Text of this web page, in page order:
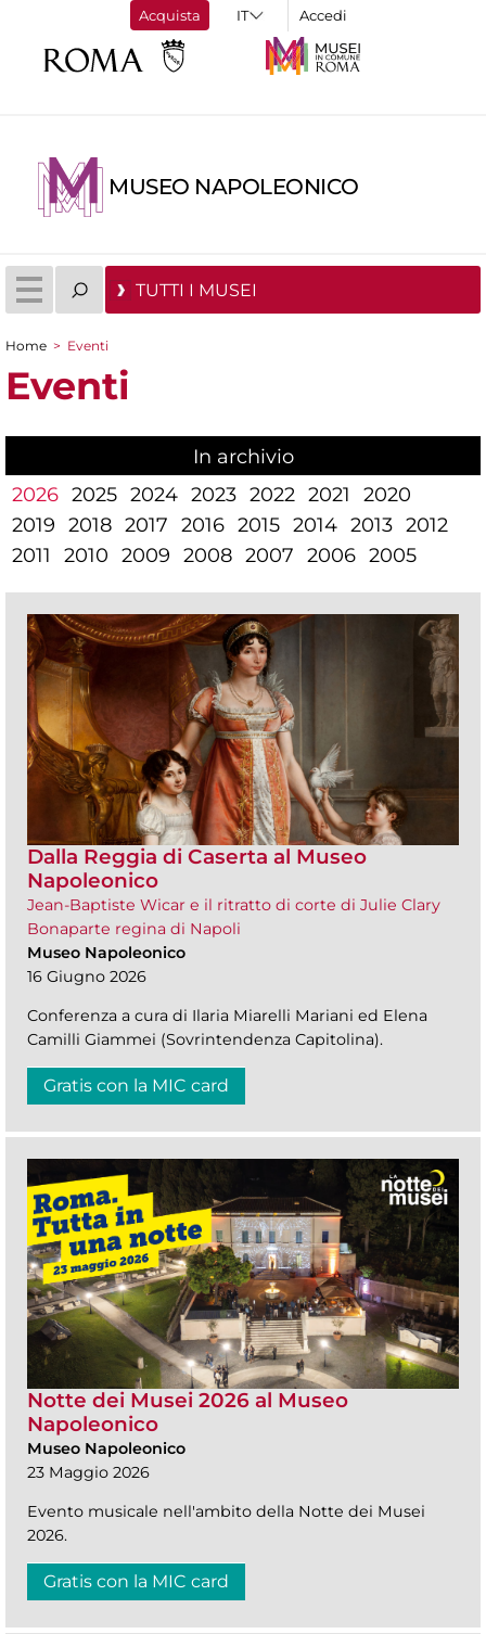
Acquista Accedi
MUSEO NAPOLEONICO
TUTTI I MUSEI
Tu sei qui
Home > Eventi
Eventi
In archivio
2026 2025 2024 2023 2022 2021
2020
2019 2018 2017 2016 2015 2014 2013 2012
2011
2010 2009 2008 2007 2006 2005
Dalla Reggia di Caserta al Museo
Napoleonico
Jean-Baptiste Wicar e il ritratto di corte di Julie Clary
Bonaparte regina di Napoli
Museo Napoleonico
16 Giugno 2026
Conferenza a cura di Ilaria Miarelli Mariani ed Elena
Camilli Giammei (Sovrintendenza Capitolina).
Gratis con la MIC card
Notte dei Musei 2026 al Museo
Napoleonico
Museo Napoleonico
23 Maggio 2026
Evento musicale nell'ambito della Notte dei Musei
2026.
Gratis con la MIC card